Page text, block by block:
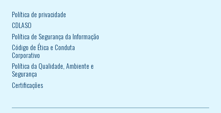
Política de privacidade
CDLASO
Política de Segurança da Informação
Código de Ética e Conduta
Corporativo
Política da Qualidade, Ambiente e
Segurança
Certificações